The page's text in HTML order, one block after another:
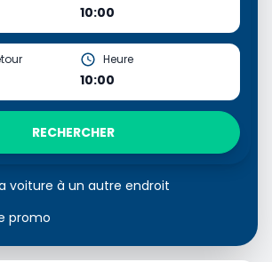
10:00
Heure
10:00
RECHERCHER
voiture à un autre endroit
promo